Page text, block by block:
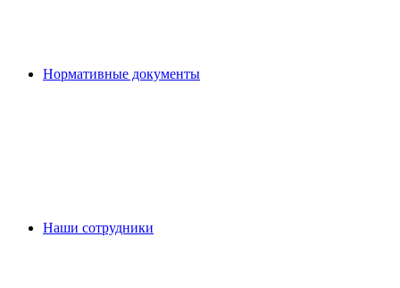
Нормативные документы
Наши сотрудники